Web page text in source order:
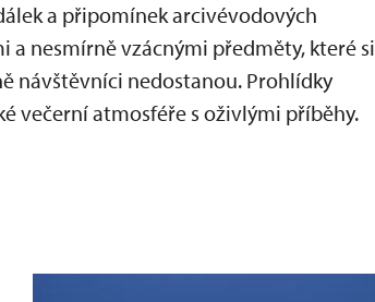
a připomínek arcivévodových
nesmírně vzácnými předměty, které si
návštěvníci nedostanou. Prohlídky
večerní atmosféře s oživlými příběhy.